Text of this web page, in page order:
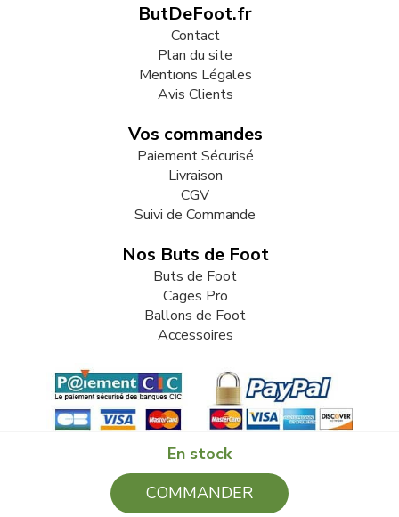
En stock
COMMANDER
ButDeFoot.fr
Contact
Plan du site
Mentions Légales
Avis Clients
Vos commandes
Paiement Sécurisé
Livraison
CGV
Suivi de Commande
Nos Buts de Foot
Buts de Foot
Cages Pro
Ballons de Foot
Accessoires
© 2009-2026 LB82. Tous droits réservés - butdefoot.fr - SARL
LB 82 - 13 Rue Louis Delage 44360 VIGNEUX DE BRETAGNE